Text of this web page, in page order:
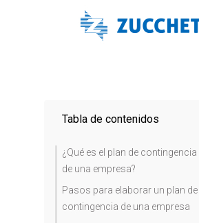
Tabla de contenidos
¿Qué es el plan de contingencia
de una empresa?
Pasos para elaborar un plan de
contingencia de una empresa